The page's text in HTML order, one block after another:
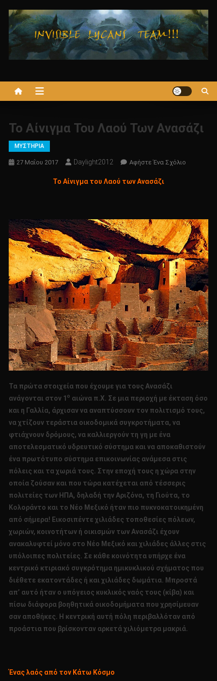
στο
περιεχόμενο
Το Αίνιγμα Του Λαού Των Ανασάζι
ΜΥΣΤΗΡΙΑ
27 Μαΐου 2017 Daylight2012 Αφήστε Ένα ΣχόλιοΓια
Λαού
Των
Ανασάζι
Το Αίνιγμα του Λαού των Ανασάζι
Τα πρώτα στοιχεία που έχουμε για τους Ανασάζι
ανάγονται στον 1 ο αιώνα π.Χ. Σε μια περιοχή με έκταση όσο
και η Γαλλία, άρχισαν να αναπτύσσουν τον πολιτισμό τους,
να χτίζουν τεράστια οικοδομικά συγκροτήματα, να
φτιάχνουν δρόμους, να καλλιεργούν τη γη με ένα
αποτελεσματικό υδρευτικό σύστημα και να αποκαθιστούν
ένα πρωτότυπο σύστημα επικοινωνίας ανάμεσα στις
πόλεις και τα χωριά τους. Στην εποχή τους η χώρα στην
οποία ζούσαν και που τώρα κατέχεται από τέσσερις
πολιτείες των ΗΠΑ, δηλαδή την Αριζόνα, τη Γιούτα, το
Κολοράντο και το Νέο Μεξικό ήταν πιο πυκνοκατοικημένη
από σήμερα! Εικοσιπέντε χιλιάδες τοποθεσίες πόλεων,
χωριών, κοινοτήτων ή οικισμών των Ανασάζι έχουν
ανακαλυφτεί μόνο στο Νέο Μεξικό και χιλιάδες άλλες στις
υπόλοιπες πολιτείες. Σε κάθε κοινότητα υπήρχε ένα
κεντρικό κτιριακό συγκρότημα ημικυκλικού σχήματος που
διέθετε εκατοντάδες ή και χιλιάδες δωμάτια. Μπροστά
απ’ αυτό ήταν ο υπόγειος κυκλικός ναός τους (κίβα) και
πίσω διάφορα βοηθητικά οικοδομήματα που χρησίμευαν
σαν αποθήκες. Η κεντρική αυτή πόλη περιβαλλόταν από
προάστια που βρίσκονταν αρκετά χιλιόμετρα μακριά.
Ένας λαός από τον Κάτω Κόσμο